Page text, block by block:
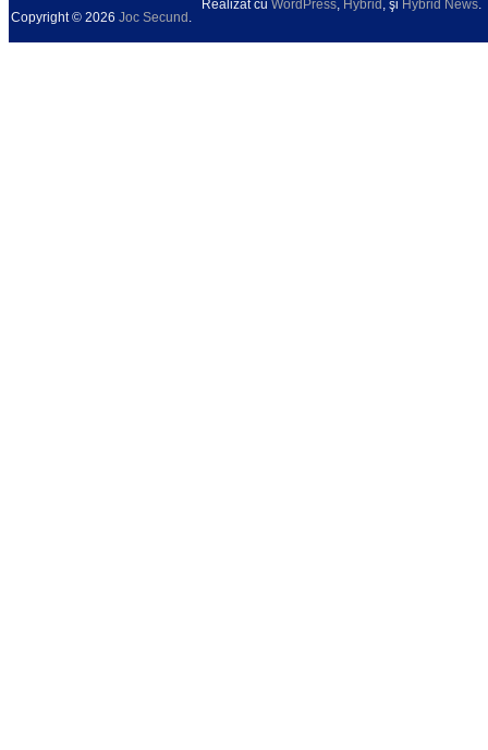
Copyright © 2026 Joc Secund .
Realizat cu WordPress, Hybrid , şi Hybrid News.